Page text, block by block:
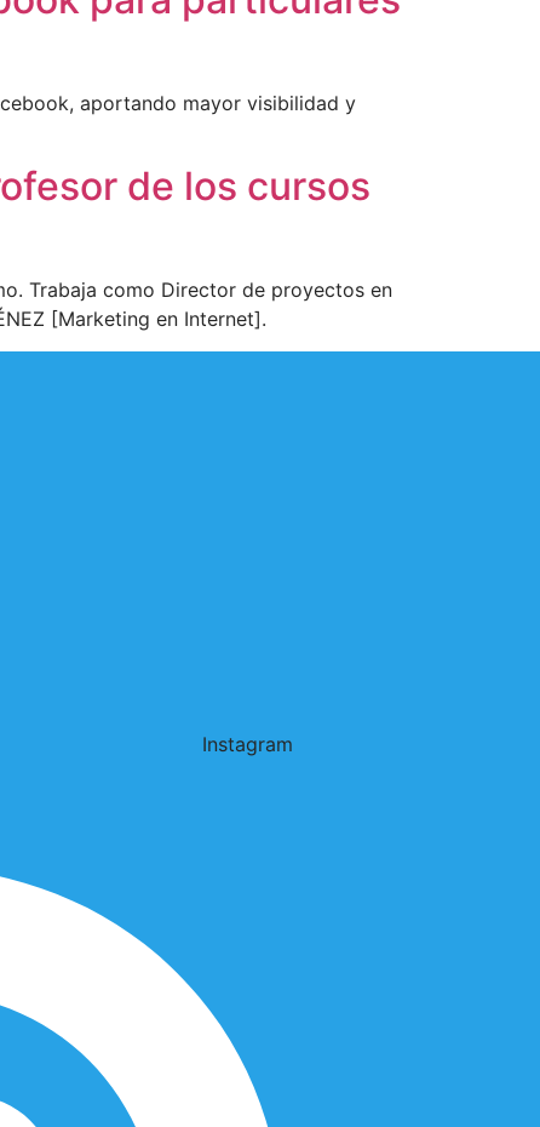
aportando mayor visibilidad y
de los cursos
Trabaja como Director de proyectos en
[Marketing en Internet].
Instagram